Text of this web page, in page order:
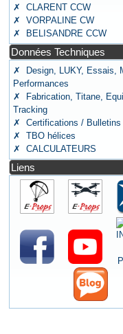
✗ CLARENT CCW
✗ VORPALINE CW
✗ BELISANDRE CCW
Données Techniques
✗ Design, LUKY, Essais,
Performances
✗ Fabrication, Titane,
Tracking
✗ Certifications / Bulletins
✗ TBO hélices
✗ CALCULATEURS
Liens